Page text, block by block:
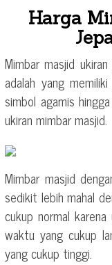
Harga
Mimbar masjid
adalah yang
simbol agamis
ukiran mimbar masjid.
Mimbar masjid
sedikit lebih mahal
cukup normal
waktu yang cukup
yang cukup tinggi.